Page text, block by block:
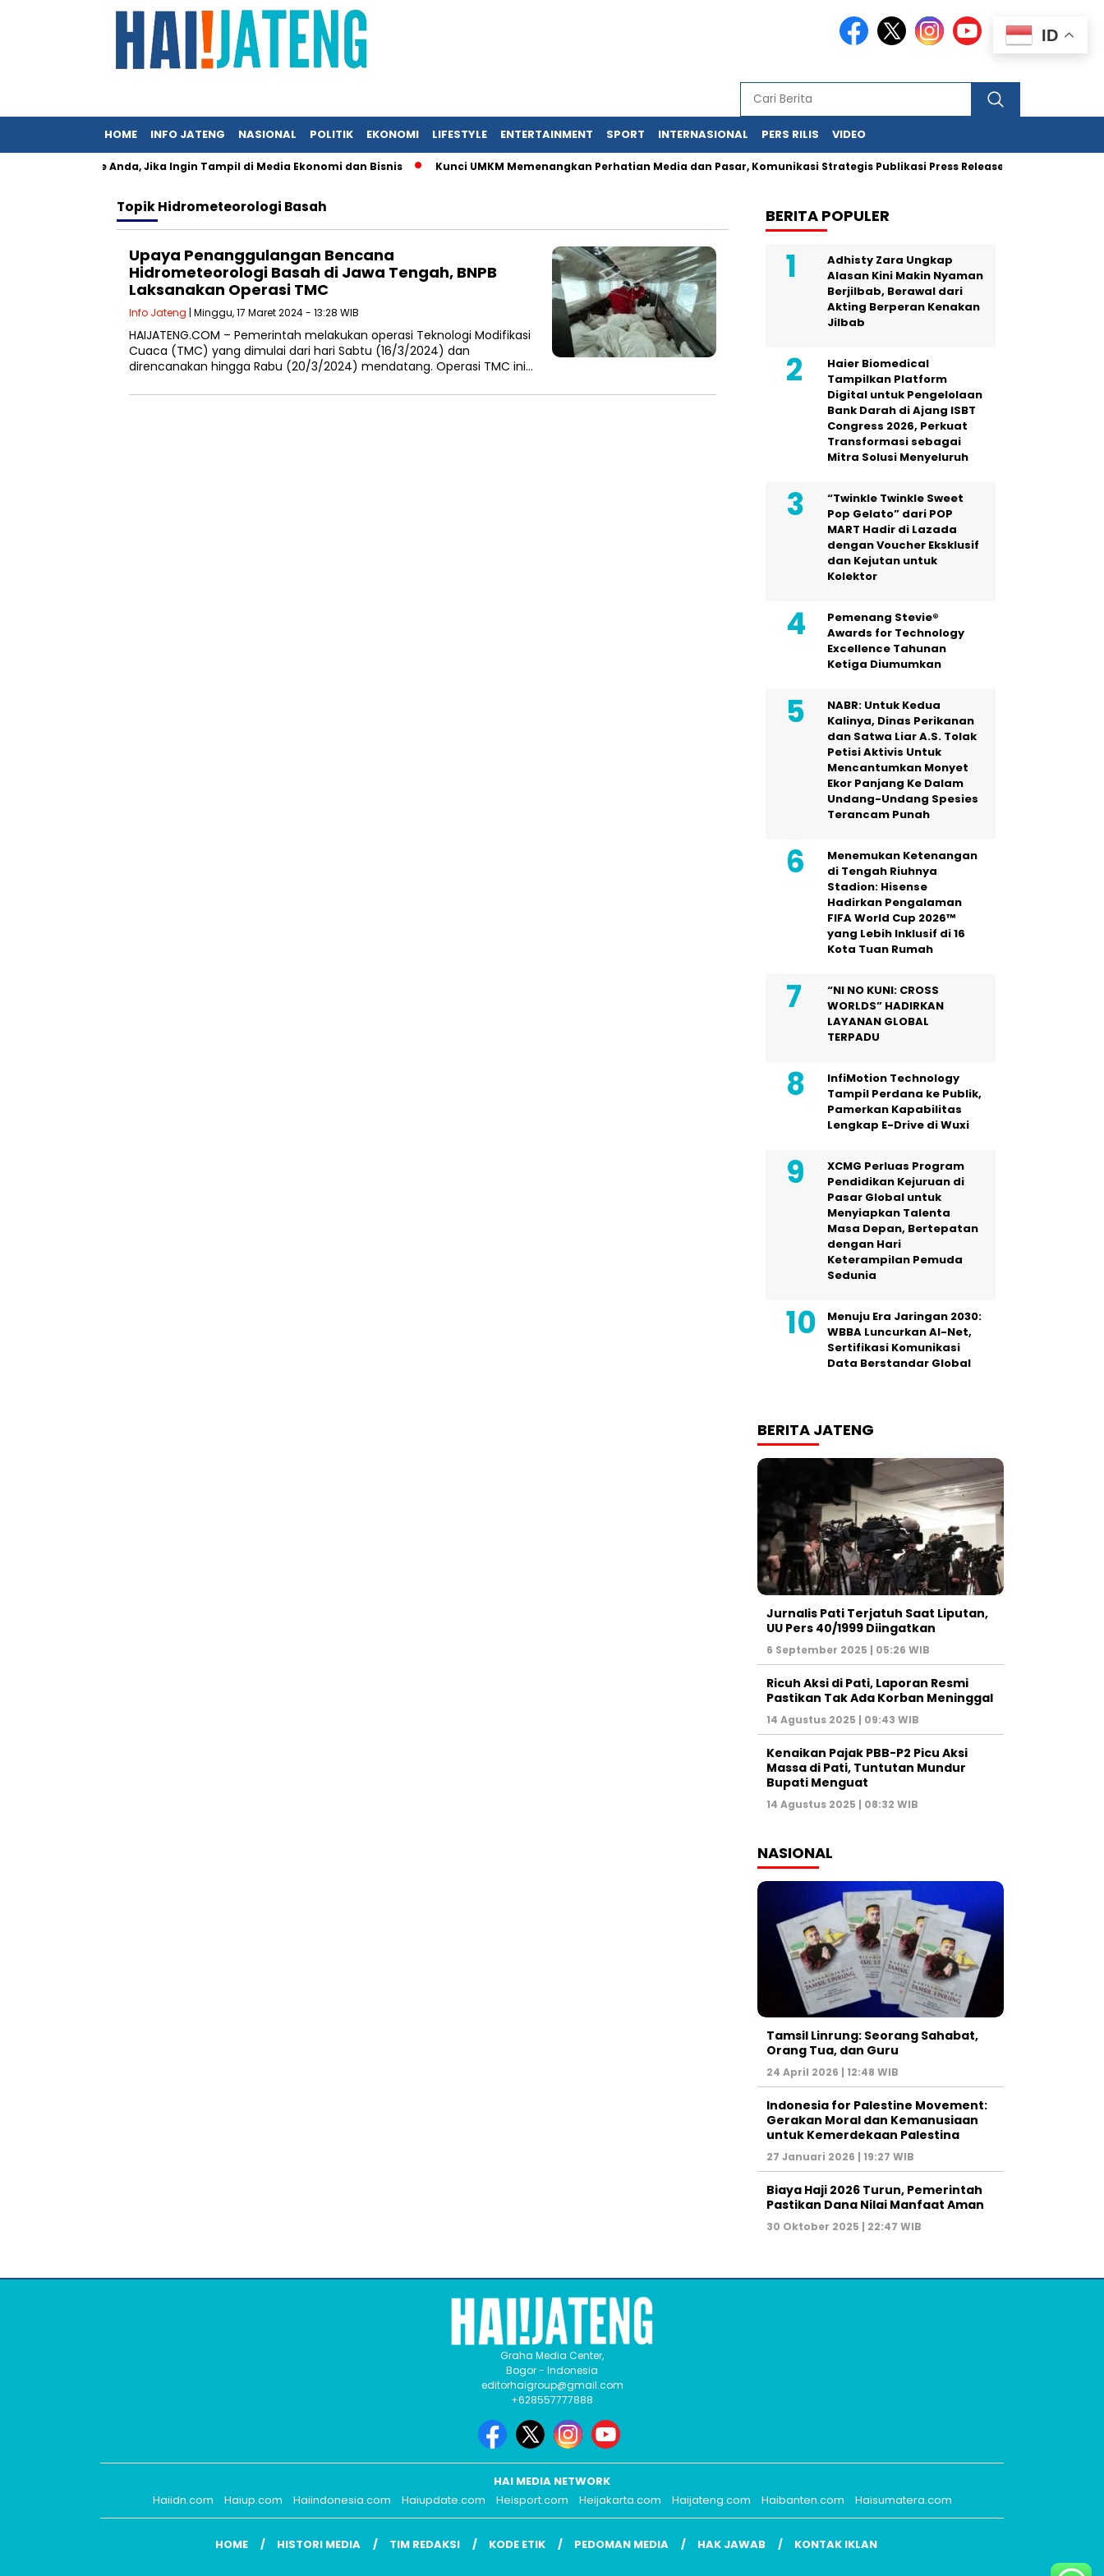
HOME INFO JATENG NASIONAL POLITIK EKONOMI LIFESTYLE ENTERTAINMENT SPORT INTERNASIONAL PERS RILIS VIDEO
Release Anda, Jika Ingin Tampil di Media Ekonomi dan Bisnis Kunci UMKM Memenangkan Perhatian Media dan Pasar, Komunikasi Strategis Publikasi Press Release
TopikHidrometeorologi Basah
Upaya Penanggulangan Bencana
Hidrometeorologi Basah di Jawa Tengah, BNPB
Laksanakan Operasi TMC
Info Jateng | Minggu, 17 Maret 2024 - 13:28 WIB
HAIJATENG.COM – Pemerintah melakukan operasi Teknologi Modifikasi
Cuaca (TMC) yang dimulai dari hari Sabtu (16/3/2024) dan
direncanakan hingga Rabu (20/3/2024) mendatang. Operasi TMC ini…
BERITA POPULER
Adhisty Zara Ungkap
Alasan Kini Makin Nyaman
Berjilbab, Berawal dari
Akting Berperan Kenakan
Jilbab
Haier Biomedical
Tampilkan Platform
Digital untuk Pengelolaan
Bank Darah di Ajang ISBT
Congress 2026, Perkuat
Transformasi sebagai
Mitra Solusi Menyeluruh
“Twinkle Twinkle Sweet
Pop Gelato” dari POP
MART Hadir di Lazada
dengan Voucher Eksklusif
dan Kejutan untuk
Kolektor
Pemenang Stevie®
Awards for Technology
Excellence Tahunan
Ketiga Diumumkan
NABR: Untuk Kedua
Kalinya, Dinas Perikanan
dan Satwa Liar A.S. Tolak
Petisi Aktivis Untuk
Mencantumkan Monyet
Ekor Panjang Ke Dalam
Undang-Undang Spesies
Terancam Punah
Menemukan Ketenangan
di Tengah Riuhnya
Stadion: Hisense
Hadirkan Pengalaman
FIFA World Cup 2026™
yang Lebih Inklusif di 16
Kota Tuan Rumah
“NI NO KUNI: CROSS
WORLDS” HADIRKAN
LAYANAN GLOBAL
TERPADU
InfiMotion Technology
Tampil Perdana ke Publik,
Pamerkan Kapabilitas
Lengkap E-Drive di Wuxi
XCMG Perluas Program
Pendidikan Kejuruan di
Pasar Global untuk
Menyiapkan Talenta
Masa Depan, Bertepatan
dengan Hari
Keterampilan Pemuda
Sedunia
Menuju Era Jaringan 2030:
WBBA Luncurkan AI-Net,
Sertifikasi Komunikasi
Data Berstandar Global
BERITA JATENG
Jurnalis Pati Terjatuh Saat Liputan,
UU Pers 40/1999 Diingatkan
6 September 2025 | 05:26 WIB
Ricuh Aksi di Pati, Laporan Resmi
Pastikan Tak Ada Korban Meninggal
14 Agustus 2025 | 09:43 WIB
Kenaikan Pajak PBB-P2 Picu Aksi
Massa di Pati, Tuntutan Mundur
Bupati Menguat
14 Agustus 2025 | 08:32 WIB
NASIONAL
Tamsil Linrung: Seorang Sahabat,
Orang Tua, dan Guru
24 April 2026 | 12:48 WIB
Indonesia for Palestine Movement:
Gerakan Moral dan Kemanusiaan
untuk Kemerdekaan Palestina
27 Januari 2026 | 19:27 WIB
Biaya Haji 2026 Turun, Pemerintah
Pastikan Dana Nilai Manfaat Aman
30 Oktober 2025 | 22:47 WIB
ID
Graha Media Center,
Bogor - Indonesia
editorhaigroup@gmail.com
+628557777888
HAI MEDIA NETWORK
Haiidn.com
Haiup.com Haiindonesia.com Haiupdate.com Heisport.com Heijakarta.com Haijateng.com Haibanten.com Haisumatera.com
HOME HISTORI MEDIA TIM REDAKSI KODE ETIK PEDOMAN MEDIA HAK JAWAB KONTAK IKLAN